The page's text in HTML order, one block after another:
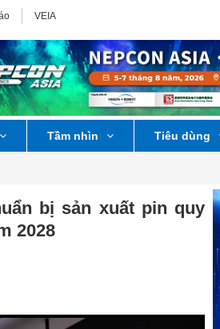
VEIA
Tầm nhìn Tiêu dùng
bị sản xuất pin quy
2028